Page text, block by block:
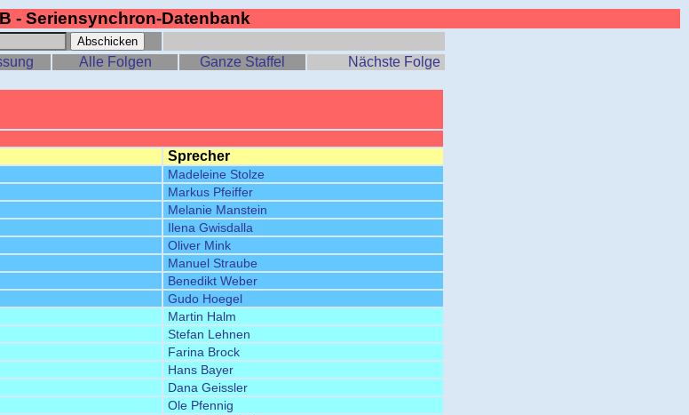
- Seriensynchron-Datenbank
Alle Folgen Ganze Staffel Nächste Folge
Sprecher
Madeleine Stolze
Markus Pfeiffer
Melanie Manstein
Ilena Gwisdalla
Oliver Mink
Manuel Straube
Benedikt Weber
Gudo Hoegel
Martin Halm
Stefan Lehnen
Farina Brock
Hans Bayer
Dana Geissler
Ole Pfennig